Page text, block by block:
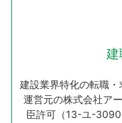
建
建設業界特化の転職・
運営元の株式会社ア
臣許可（13-ユ-